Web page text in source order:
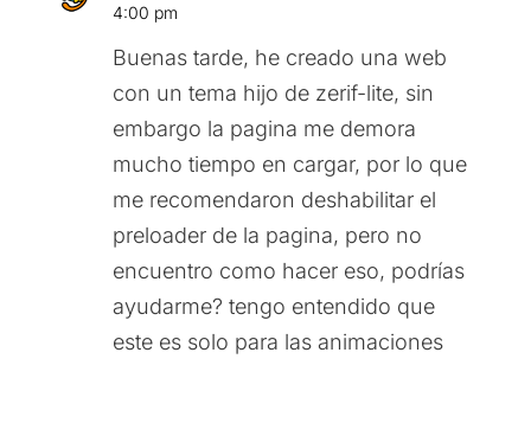
4:00 pm
Buenas tarde, he creado una web
con un tema hijo de zerif-lite, sin
embargo la pagina me demora
mucho tiempo en cargar, por lo que
me recomendaron deshabilitar el
preloader de la pagina, pero no
encuentro como hacer eso, podrías
ayudarme? tengo entendido que
este es solo para las animaciones